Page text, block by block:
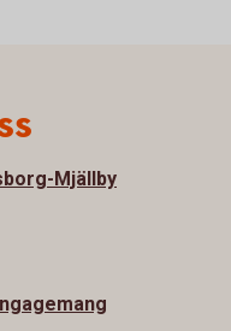
Mjällby